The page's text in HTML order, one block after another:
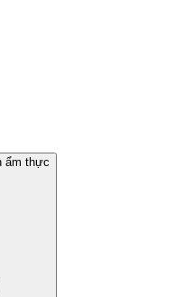
ẩm thực